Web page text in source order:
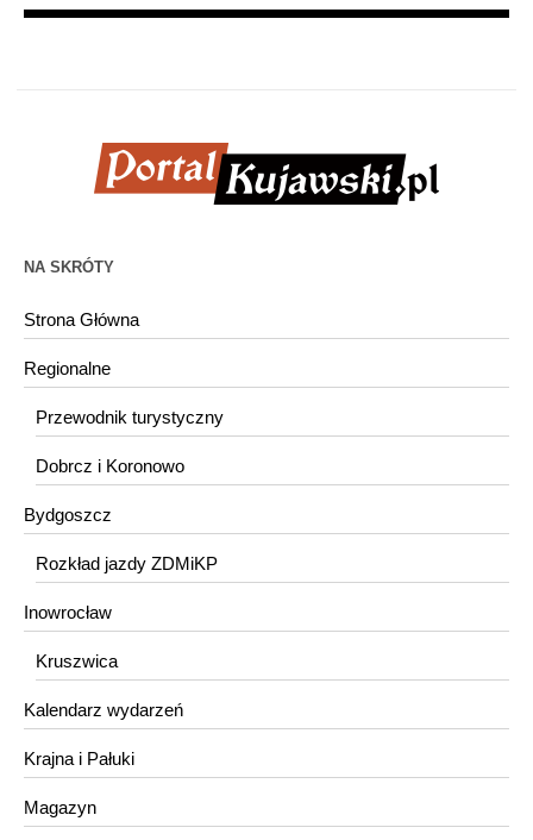
NA SKRÓTY
Strona Główna
Regionalne
Przewodnik turystyczny
Dobrcz i Koronowo
Bydgoszcz
Rozkład jazdy ZDMiKP
Inowrocław
Kruszwica
Kalendarz wydarzeń
Krajna i Pałuki
Magazyn